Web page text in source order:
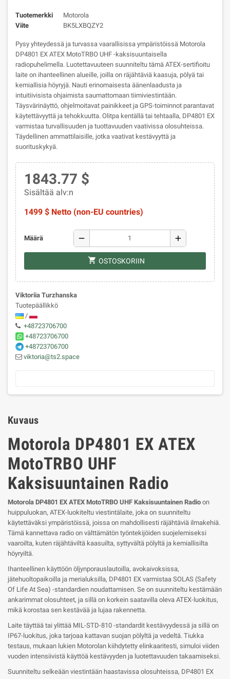
Tuotemerkki
Motorola
Viite
BK5LXBQZY2
Pysy yhteydessä ja turvassa vaarallisissa ympäristöissä Motorola
DP4801 EX ATEX MotoTRBO UHF -kaksisuuntaisella
radiopuhelimella. Luotettavuuteen suunniteltu tämä ATEX-sertifioitu
laite on ihanteellinen alueille, joilla on räjähtäviä kaasuja, pölyä tai
kemiallisia höyryjä. Nauti erinomaisesta äänenlaadusta ja
intuitiivisista ohjaimista saumattomaan tiimiviestintään.
Täysvärinäyttö, ohjelmoitavat painikkeet ja GPS-toiminnot parantavat
käytettävyyttä ja tehokkuutta. Olitpa kentällä tai tehtaalla, DP4801 EX
varmistaa turvallisuuden ja tuottavuuden vaativissa olosuhteissa.
Täydellinen ammattilaisille, jotka vaativat kestävyyttä ja
suorituskykyä.
1843.77 $
Sisältää alv:n
1499 $ Netto (non-EU countries)
Määrä remove add
shopping_cart OSTOSKORIIN
Viktoriia Turzhanska
Tuotepäällikkö
/
+48723706700
+48723706700
+48723706700
viktoria@ts2.space
Kuvaus
Motorola DP4801 EX ATEX
MotoTRBO UHF
Kaksisuuntainen Radio
Motorola DP4801 EX ATEX MotoTRBO UHF Kaksisuuntainen Radio on
huippuluokan, ATEX-luokiteltu viestintälaite, joka on suunniteltu
käytettäväksi ympäristöissä, joissa on mahdollisesti räjähtäviä ilmakehiä.
Tämä kannettava radio on välttämätön työntekijöiden suojelemiseksi
vaaroilta, kuten räjähtäviltä kaasuilta, syttyvältä pölyltä ja kemiallisilta
höyryiltä.
Ihanteellinen käyttöön öljynporauslautoilla, avokaivoksissa,
jätehuoltopaikoilla ja merialuksilla, DP4801 EX varmistaa SOLAS (Safety
Of Life At Sea) -standardien noudattamisen. Se on suunniteltu kestämään
ankarimmat olosuhteet, ja sillä on korkein saatavilla oleva ATEX-luokitus,
mikä korostaa sen kestävää ja lujaa rakennetta.
Laite täyttää tai ylittää MIL-STD-810 -standardit kestävyydessä ja sillä on
IP67-luokitus, joka tarjoaa kattavan suojan pölyltä ja vedeltä. Tiukka
testaus, mukaan lukien Motorolan kiihdytetty elinkaaritesti, simuloi viiden
vuoden intensiivistä käyttöä kestävyyden ja luotettavuuden takaamiseksi.
Suunniteltu selkeään viestintään haastavissa olosuhteissa, DP4801 EX